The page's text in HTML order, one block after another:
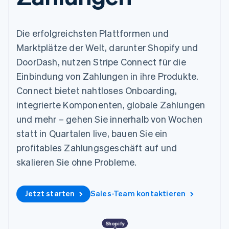
Terminal
Zahlungen vor Ort
Authorization
Boost
Optimierung der
Autorisierungsraten
Link
Beschleunigter
Bezahlvorgang
Financial
Connections
Verbundene
Finanzdaten
Data Pipeline
Mehr
Product roadmap
Geldmanagement
Nach Branche
KI-Unternehmen
Gaming
Bewirtung, Reisen und
Freizeit
Versicherungen
Medien und
Unterhaltung
Gemeinnützige
Öffentlicher Sektor
Einzelhandel
Marktplatz auf
So setzen Sie
nutzungsbasierte
Abrechnung um
Stablecoin-gestützte
Karten ausgeben: So
geht´s
Verwaltung von
Diensten mit Agenten
Ressourcen
Code-Beispiele
Entwickler-Blog
Karriere
Newsroom
Stripe Press
Kontakt
Sales-Team
kontaktieren
Partner werden
Die erfolgreichsten Plattformen und
Marktplätze der Welt, darunter Shopify und
DoorDash, nutzen Stripe Connect für die
Einbindung von Zahlungen in ihre Produkte.
Connect bietet nahtloses Onboarding,
integrierte Komponenten, globale Zahlungen
und mehr – gehen Sie innerhalb von Wochen
statt in Quartalen live, bauen Sie ein
profitables Zahlungsgeschäft auf und
skalieren Sie ohne Probleme.
Jetzt starten Sales-Team kontaktieren
Shopify